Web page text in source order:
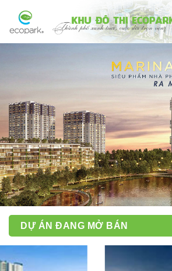
DỰ ÁN ĐANG MỞ BÁN